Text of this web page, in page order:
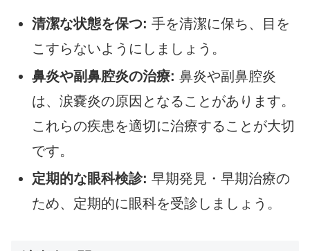
清潔な状態を保つ: 手を清潔に保ち、目を
こすらないようにしましょう。
鼻炎や副鼻腔炎の治療: 鼻炎や副鼻腔炎
は、涙嚢炎の原因となることがあります。
これらの疾患を適切に治療することが大切
です。
定期的な眼科検診: 早期発見・早期治療の
ため、定期的に眼科を受診しましょう。